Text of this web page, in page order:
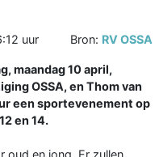
uur Bron: RV OSSA
maandag 10 april,
OSSA, en Thom van
een sportevenement op
en 14.
oud en jong. Er zullen